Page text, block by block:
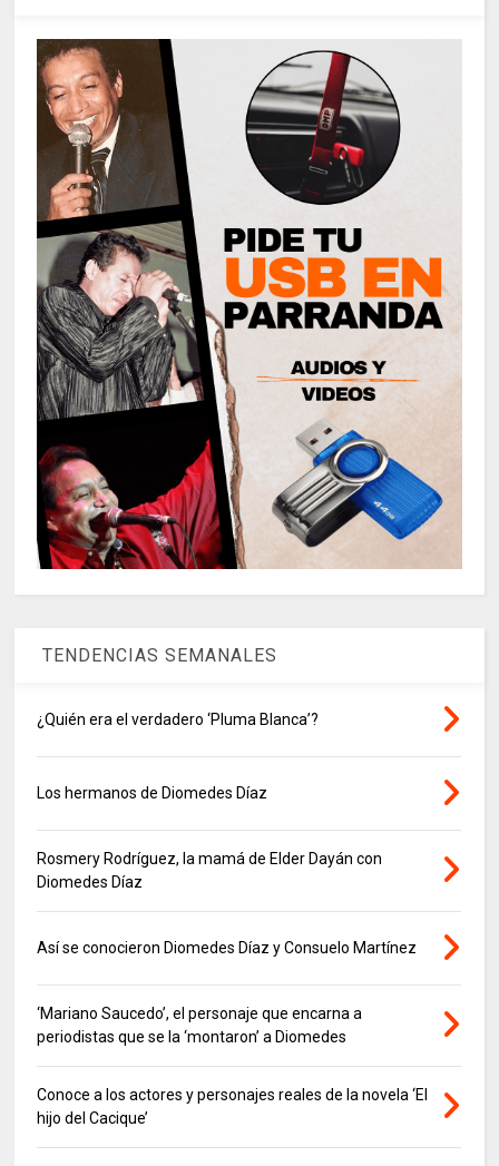
TENDENCIAS SEMANALES
¿Quién era el verdadero ‘Pluma Blanca’?
Los hermanos de Diomedes Díaz
Rosmery Rodríguez, la mamá de Elder Dayán con
Diomedes Díaz
Así se conocieron Diomedes Díaz y Consuelo Martínez
‘Mariano Saucedo’, el personaje que encarna a
periodistas que se la ‘montaron’ a Diomedes
Conoce a los actores y personajes reales de la novela ‘El
hijo del Cacique’